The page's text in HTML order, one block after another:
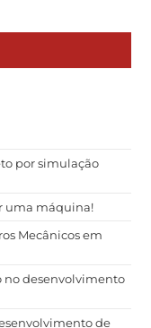
por simulação
uma máquina!
Mecânicos em
no desenvolvimento
de